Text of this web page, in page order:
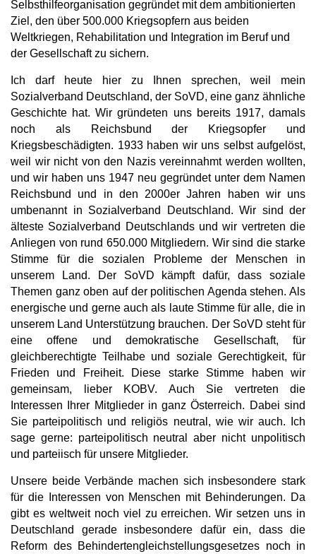
Selbsthilfeorganisation gegründet mit dem ambitionierten
Ziel, den über 500.000 Kriegsopfern aus beiden
Weltkriegen, Rehabilitation und Integration im Beruf und
der Gesellschaft zu sichern.
Ich darf heute hier zu Ihnen sprechen, weil mein
Sozialverband Deutschland, der SoVD, eine ganz ähnliche
Geschichte hat. Wir gründeten uns bereits 1917, damals
noch als Reichsbund der Kriegsopfer und
Kriegsbeschädigten. 1933 haben wir uns selbst aufgelöst,
weil wir nicht von den Nazis vereinnahmt werden wollten,
und wir haben uns 1947 neu gegründet unter dem Namen
Reichsbund und in den 2000er Jahren haben wir uns
umbenannt in Sozialverband Deutschland. Wir sind der
älteste Sozialverband Deutschlands und wir vertreten die
Anliegen von rund 650.000 Mitgliedern. Wir sind die starke
Stimme für die sozialen Probleme der Menschen in
unserem Land. Der SoVD kämpft dafür, dass soziale
Themen ganz oben auf der politischen Agenda stehen. Als
energische und gerne auch als laute Stimme für alle, die in
unserem Land Unterstützung brauchen. Der SoVD steht für
eine offene und demokratische Gesellschaft, für
gleichberechtigte Teilhabe und soziale Gerechtigkeit, für
Frieden und Freiheit. Diese starke Stimme haben wir
gemeinsam, lieber KOBV. Auch Sie vertreten die
Interessen Ihrer Mitglieder in ganz Österreich. Dabei sind
Sie parteipolitisch und religiös neutral, wie wir auch. Ich
sage gerne: parteipolitisch neutral aber nicht unpolitisch
und parteiisch für unsere Mitglieder.
Unsere beide Verbände machen sich insbesondere stark
für die Interessen von Menschen mit Behinderungen. Da
gibt es weltweit noch viel zu erreichen. Wir setzen uns in
Deutschland gerade insbesondere dafür ein, dass die
Reform des Behindertengleichstellungsgesetzes noch in